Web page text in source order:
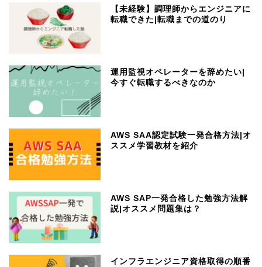
【未経験】調理師からエンジニアに
転職できた|転職までの道のり
運用監視オペレーターを辞めたい|
今すぐ転職するべきなのか
AWS SAA認定試験一発合格方法|オ
ススメ学習教材を紹介
AWS SAP一発合格した勉強方法解
説|オススメ問題集は？
インフラエンジニア資格取得の順番